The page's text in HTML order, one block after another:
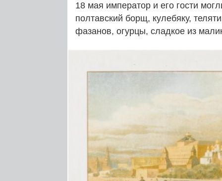
18 мая император и его гости
полтавский борщ, кулебяку,
фазанов, огурцы, сладкое из